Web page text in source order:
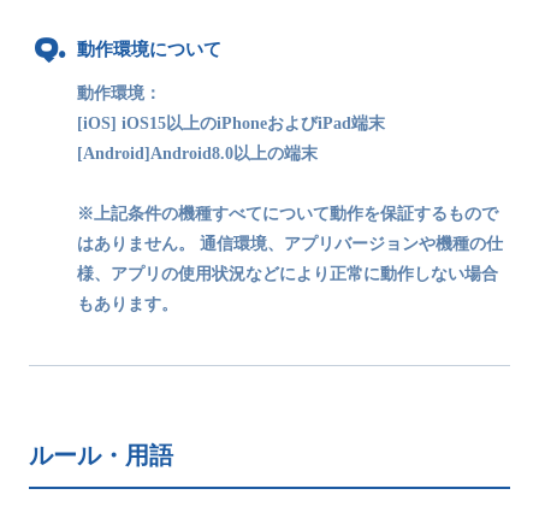
動作環境について
動作環境：
[iOS] iOS15以上のiPhoneおよびiPad端末
[Android]Android8.0以上の端末
※上記条件の機種すべてについて動作を保証するもので
はありません。 通信環境、アプリバージョンや機種の仕
様、アプリの使用状況などにより正常に動作しない場合
もあります。
ルール・用語